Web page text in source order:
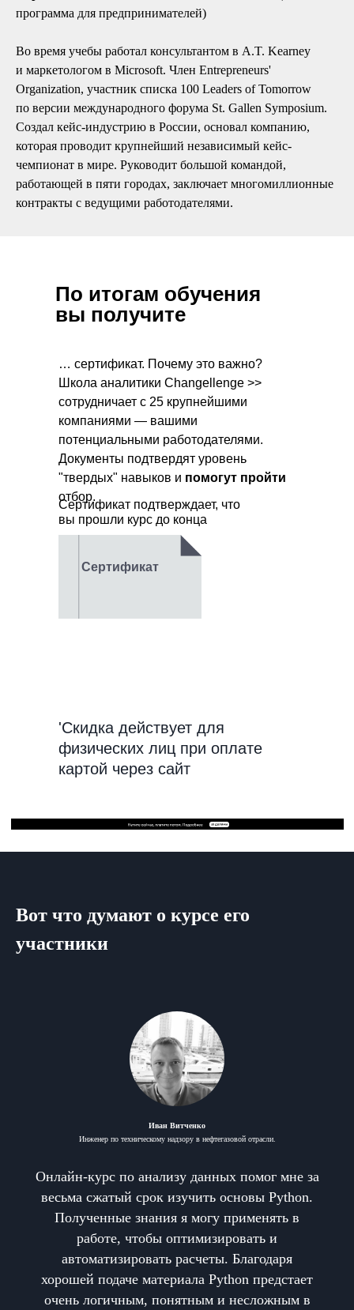
программа для предпринимателей)
Во время учебы работал консультантом в A.T. Kearney
и маркетологом в Microsoft. Член Entrepreneurs'
Organization, участник списка 100 Leaders of Tomorrow
по версии международного форума St. Gallen Symposium.
Создал кейс-индустрию в России, основал компанию,
которая проводит крупнейший независимый кейс-
чемпионат в мире. Руководит большой командой,
работающей в пяти городах, заключает многомиллионные
контракты с ведущими работодателями.
По итогам обучения
вы получите
… сертификат. Почему это важно?
Школа аналитики Changellenge >>
сотрудничает с 25 крупнейшими
компаниями — вашими
потенциальными работодателями.
Документы подтвердят уровень
"твердых" навыков и помогут пройти
отбор.
Сертификат подтверждает, что
вы прошли курс до конца
Сертификат
'Скидка действует для
физических лиц при оплате
картой через сайт
Вот что думают о курсе его
участники
Иван Витченко
Инженер по техническому надзору в нефтегазовой отрасли.
Онлайн-курс по анализу данных помог мне за
весьма сжатый срок изучить основы Python.
Полученные знания я могу применять в
работе, чтобы оптимизировать и
автоматизировать расчеты. Благодаря
хорошей подаче материала Python предстает
очень логичным, понятным и несложным в
Проезд Березовой рощи, д. 12, помещ. 56А/1
school@changellenge.com
Навыки ToolKit
Excel для учебы и
работы
Бизнес-презентации в
.Базовый уровень
уровень
Профессии
Аналитика данных
Аналитика ПРО
Программа для
студентов
Партнерам
Образовательная
организации
+7 (991) 222-10-69
school@changellenge.com
ООО «Высшая школа аналитики и стратегии»